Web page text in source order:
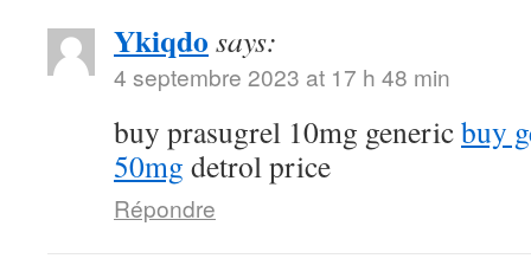
Ykiqdo says:
4 septembre 2023 at 17 h 48 min
buy prasugrel 10mg genericbuy
50mg detrol price
Répondre